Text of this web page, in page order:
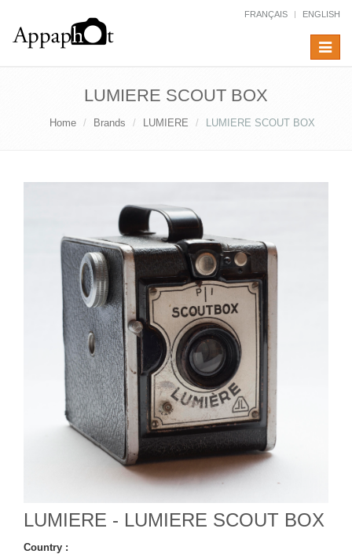
FRANÇAIS ENGLISH
Toggle
LUMIERE SCOUT BOX
Home Brands LUMIERE LUMIERE SCOUT BOX
LUMIERE - LUMIERE SCOUT BOX
Country :